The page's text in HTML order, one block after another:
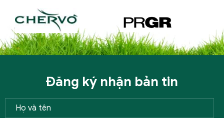
Đăng ký nhận bản tin